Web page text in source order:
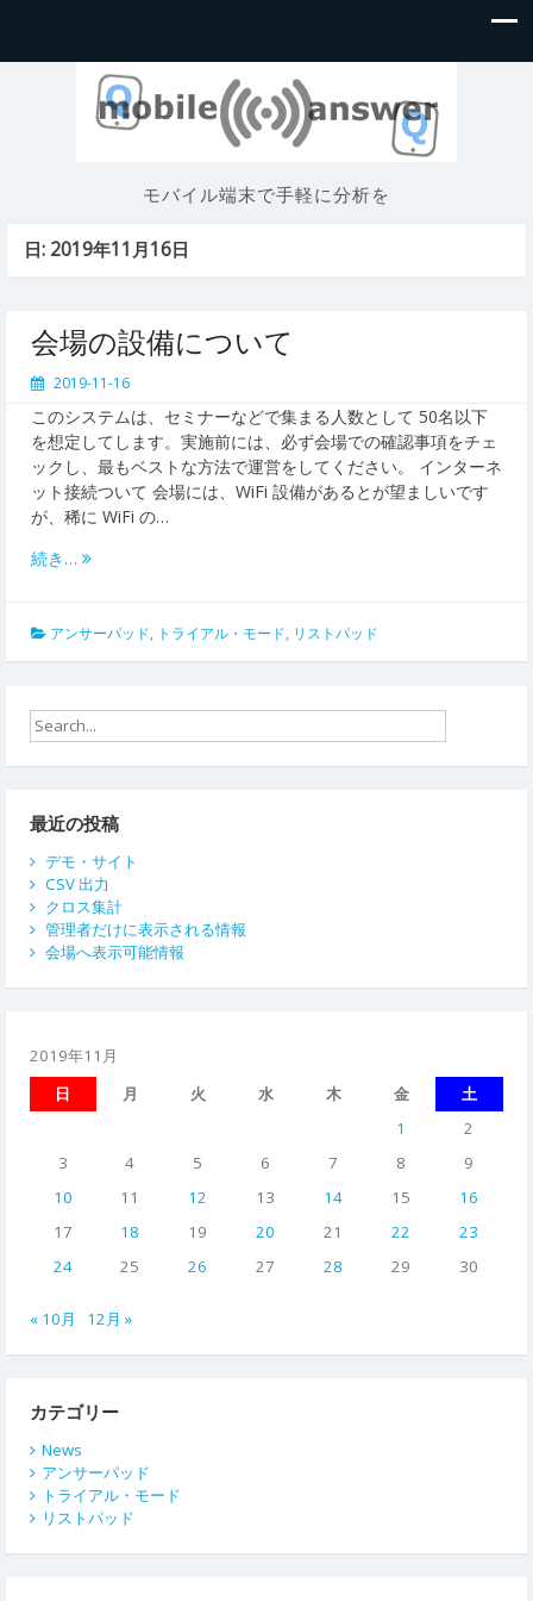
モバイル端末で手軽に分析を
日: 2019年11月16日
会場の設備について
2019-11-16
このシステムは、セミナーなどで集まる人数として 50名以下
を想定してします。実施前には、必ず会場での確認事項をチェ
ックし、最もベストな方法で運営をしてください。 インターネ
ット接続ついて 会場には、WiFi 設備があるとが望ましいです
が、稀に WiFi の…
続き…
アンサーパッド, トライアル・モード, リストパッド
最近の投稿
デモ・サイト
CSV 出力
クロス集計
管理者だけに表示される情報
会場へ表示可能情報
2019年11月
日
月 火 水 木 金
土
1
2
3
4 5 6 7 8
9
10
11 12 13 14 15
16
17
18 19 20 21 22
23
24
25 26 27 28 29 30
« 10月 12月 »
カテゴリー
News
アンサーパッド
トライアル・モード
リストパッド